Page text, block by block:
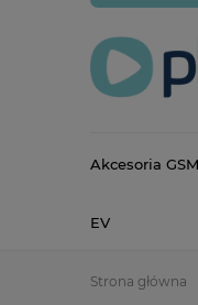
Akcesoria GSM
EV
Strona główna